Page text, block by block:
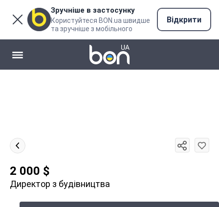
Зручніше в застосунку
Користуйтеся BON.ua швидше
та зручніше з мобільного
Відкрити
2 000 $
Директор з будівництва